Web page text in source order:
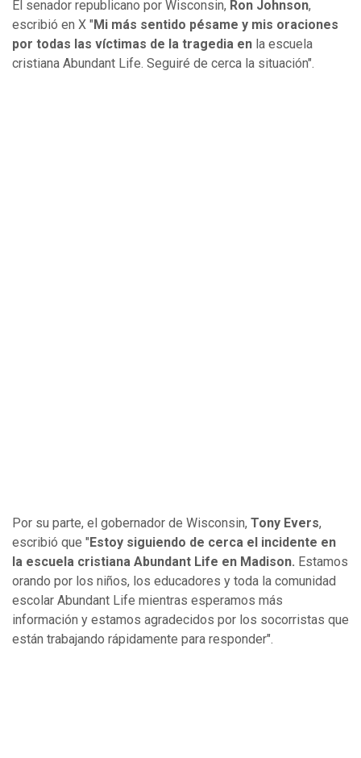
El senador republicano por Wisconsin, Ron Johnson,
escribió en X "Mi más sentido pésame y mis oraciones
por todas las víctimas de la tragedia en la escuela
cristiana Abundant Life. Seguiré de cerca la situación".
Por su parte, el gobernador de Wisconsin, Tony Evers,
escribió que "Estoy siguiendo de cerca el incidente en
la escuela cristiana Abundant Life en Madison. Estamos
orando por los niños, los educadores y toda la comunidad
escolar Abundant Life mientras esperamos más
información y estamos agradecidos por los socorristas que
están trabajando rápidamente para responder".